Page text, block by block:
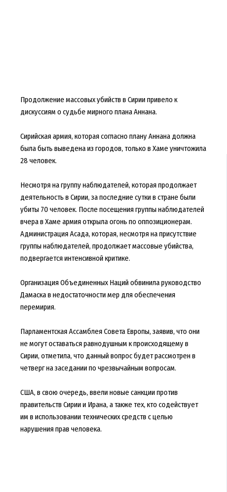
Продолжение массовых убийств в Сирии привело к
дискуссиям о судьбе мирного плана Аннана.
Сирийская армия, которая согласно плану Аннана должна
была быть выведена из городов, только в Хаме уничтожила
28 человек.
Несмотря на группу наблюдателей, которая продолжает
деятельность в Сирии, за последние сутки в стране были
убиты 70 человек. После посещения группы наблюдателей
вчера в Хаме армия открыла огонь по оппозиционерам.
Администрация Асада, которая, несмотря на присутствие
группы наблюдателей, продолжает массовые убийства,
подвергается интенсивной критике.
Организация Объединенных Наций обвинила руководство
Дамаска в недостаточности мер для обеспечения
перемирия.
Парламентская Ассамблея Совета Европы, заявив, что они
не могут оставаться равнодушным к происходящему в
Сирии, отметила, что данный вопрос будет рассмотрен в
четверг на заседании по чрезвычайным вопросам.
США, в свою очередь, ввели новые санкции против
правительств Сирии и Ирана, а также тех, кто содействует
им в использовании технических средств с целью
нарушения прав человека.